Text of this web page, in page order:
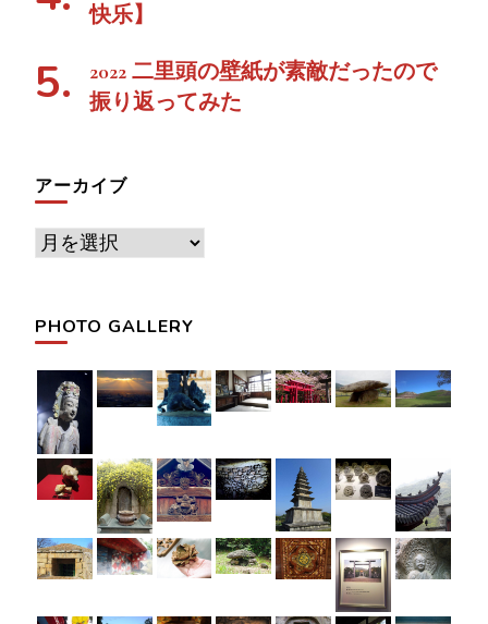
快乐】
2022 二里頭の壁紙が素敵だったので
振り返ってみた
アーカイブ
ア
イ
ブ
PHOTO GALLERY